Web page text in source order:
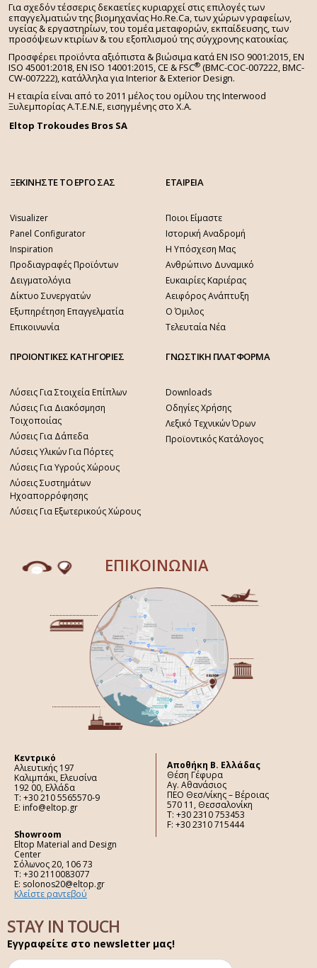
Για σχεδόν τέσσερις δεκαετίες κυριαρχεί στις επιλογές των
επαγγελματιών της βιομηχανίας Ho.Re.Ca, των χώρων γραφείων,
υγείας & εργαστηρίων, του τομέα μεταφορών, εκπαίδευσης, των
προσόψεων κτιρίων & του εξοπλισμού της σύγχρονης κατοικίας.
Προσφέρει προϊόντα αξιόπιστα & βιώσιμα κατά EN ISO 9001:2015, EN
ISO 45001:2018, EN ISO 14001:2015,CE & FSC® (BMC-COC-007222, BMC-
CW-007222), κατάλληλα για Interior & Exterior Design.
Η εταιρία είναι από το 2011 μέλος του ομίλου της Interwood
Ξυλεμπορίας Α.Τ.Ε.Ν.Ε, εισηγμένης στο Χ.A.
Eltop Trokoudes Bros SA
ΞΕΚΙΝΗΣΤΕ ΤΟ ΕΡΓΟ ΣΑΣ
Visualizer
Panel Configurator
Inspiration
Προδιαγραφές Προϊόντων
Δειγματολόγια
Δίκτυο Συνεργατών
Εξυπηρέτηση Επαγγελματία
Επικοινωνία
ΕΤΑΙΡΕΙΑ
Ποιοι Είμαστε
Ιστορική Αναδρομή
Η Υπόσχεση Μας
Ανθρώπινο Δυναμικό
Ευκαιρίες Καριέρας
Αειφόρος Ανάπτυξη
Ο Όμιλος
Τελευταία Νέα
ΠΡΟΙΟΝΤΙΚΕΣ ΚΑΤΗΓΟΡΙΕΣ
Λύσεις Για Στοιχεία Επίπλων
Λύσεις Για Διακόσμηση
Τοιχοποιίας
Λύσεις Για Δάπεδα
Λύσεις Υλικών Για Πόρτες
Λύσεις Για Υγρούς Χώρους
Λύσεις Συστημάτων
Ηχοαπορρόφησης
Λύσεις Για Εξωτερικούς Χώρους
ΓΝΩΣΤΙΚΗ ΠΛΑΤΦΟΡΜΑ
Downloads
Οδηγίες Χρήσης
Λεξικό Τεχνικών Όρων
Προϊοντικός Κατάλογος
ΕΠΙΚΟΙΝΩΝΙΑ
Κεντρικό
Αλιευτικής 197
Καλιμπάκι, Ελευσίνα
192 00, Ελλάδα
Τ: +30 210 5565570-9
E: info@eltop.gr
Showroom
Eltop Material and Design
Center
Σόλωνος 20, 106 73
Τ: +30 2110083077
E: solonos20@eltop.gr
Κλείστε ραντεβού
Aποθήκη Β. Ελλάδας
Θέση Γέφυρα
Αγ. Αθανάσιος
ΠΕΟ Θεσ/νίκης – Βέροιας
570 11, Θεσσαλονίκη
Τ: +30 2310 753453
F: +30 2310 715444
STAY IN TOUCH
Εγγραφείτε στο newsletter μας!